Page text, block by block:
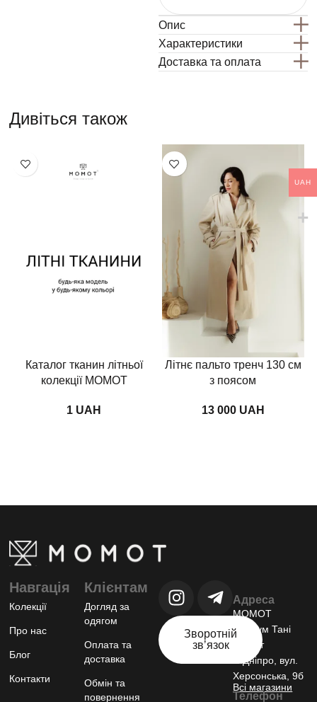
Опис
Характеристики
Доставка та оплата
Дивіться також
Каталог тканин літньої
колекції MOMOT
UAH
Літнє пальто тренч 130 см
з поясом
UAH
Адреса
МОМОТ
шоурум Тані
Момот
м.Дніпро, вул.
Херсонська, 9б
Всі магазини
Телефон
Навгація
Колекції
Про нас
Блог
Контакти
Клієнтам
Догляд за
одягом
Оплата та
доставка
Обмін та
повернення
Зворотній
звʼязок
UAH